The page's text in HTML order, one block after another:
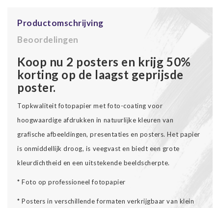
Productomschrijving
Beoordelingen
Koop nu 2 posters en krijg 50%
korting op de laagst geprijsde
poster.
Topkwaliteit fotopapier met foto-coating voor
hoogwaardige afdrukken in natuurlijke kleuren van
grafische afbeeldingen, presentaties en posters. Het papier
is onmiddellijk droog, is veegvast en biedt een grote
kleurdichtheid en een uitstekende beeldscherpte.
* Foto op professioneel fotopapier
* Posters in verschillende formaten verkrijgbaar van klein